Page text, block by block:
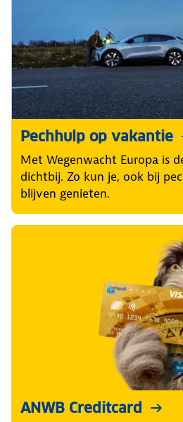
Pechhulp op vakantie
Met Wegenwacht Europa is
dichtbij. Zo kun je, ook bij
blijven genieten.
ANWB Creditcard